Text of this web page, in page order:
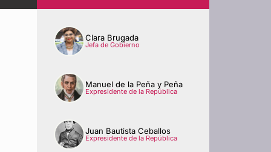
Clara Brugada
Jefa de Gobierno
Manuel de la Peña y Peña
Expresidente de la República
Juan Bautista Ceballos
Expresidente de la República